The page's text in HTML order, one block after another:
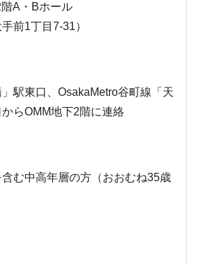
A・Bホール
前1丁目7-31）
駅東口、OsakaMetro谷町線「天
らOMM地下2階に連絡
む中高年層の方（おおむね35歳